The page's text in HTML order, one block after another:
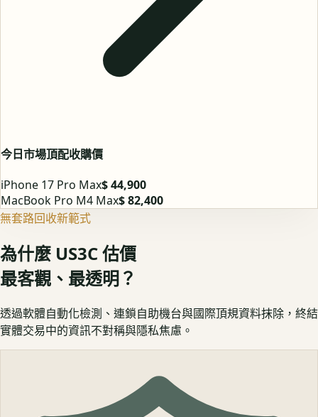
今日市場頂配收購價
iPhone 17 Pro Max$ 44,900
MacBook Pro M4 Max$ 82,400
無套路回收新範式
為什麼 US3C 估價
最客觀、最透明？
透過軟體自動化檢測、連鎖自助機台與國際頂規資料抹除，終結
實體交易中的資訊不對稱與隱私焦慮。